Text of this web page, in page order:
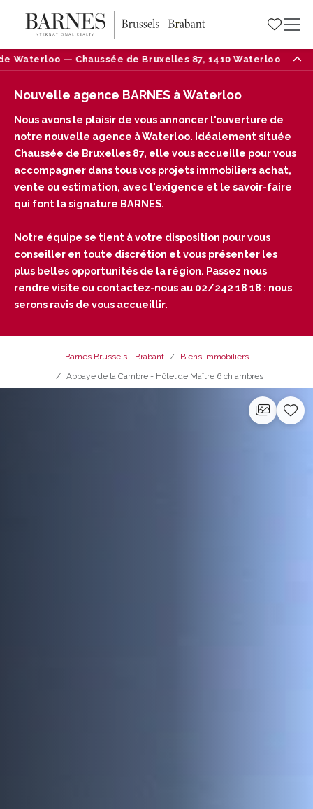
de Bruxelles 87, 1410 Waterloo — Tél : 02/242 18 18
Nouvelle agence BARNES à Waterloo
Nous avons le plaisir de vous annoncer l'ouverture de
notre nouvelle agence à Waterloo. Idéalement située
Chaussée de Bruxelles 87, elle vous accueille pour vous
accompagner dans tous vos projets immobiliers achat,
vente ou estimation, avec l'exigence et le savoir-faire
qui font la signature BARNES.
Notre équipe se tient à votre disposition pour vous
conseiller en toute discrétion et vous présenter les
plus belles opportunités de la région. Passez nous
rendre visite ou contactez-nous au 02/242 18 18 : nous
serons ravis de vous accueillir.
Barnes Brussels - Brabant
Biens immobiliers
Abbaye de la Cambre - Hôtel de Maître 6 ch ambres